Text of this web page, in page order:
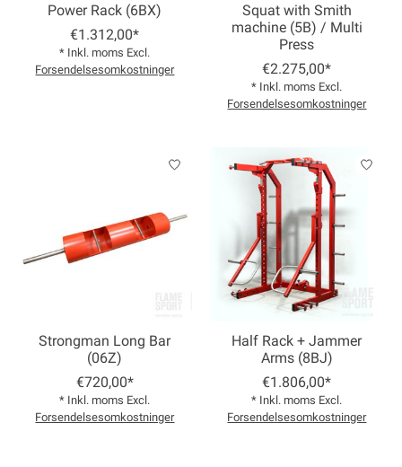
Power Rack (6BX)
€1.312,00*
* Inkl. moms Excl.
Forsendelsesomkostninger
Squat with Smith
machine (5B) / Multi
Press
€2.275,00*
* Inkl. moms Excl.
Forsendelsesomkostninger
Strongman Long Bar
(06Z)
€720,00*
* Inkl. moms Excl.
Forsendelsesomkostninger
Half Rack + Jammer
Arms (8BJ)
€1.806,00*
* Inkl. moms Excl.
Forsendelsesomkostninger